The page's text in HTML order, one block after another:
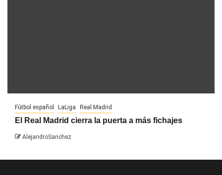
Fútbol español LaLiga Real Madrid
El Real Madrid cierra la puerta a más fichajes
AlejandroSanchez